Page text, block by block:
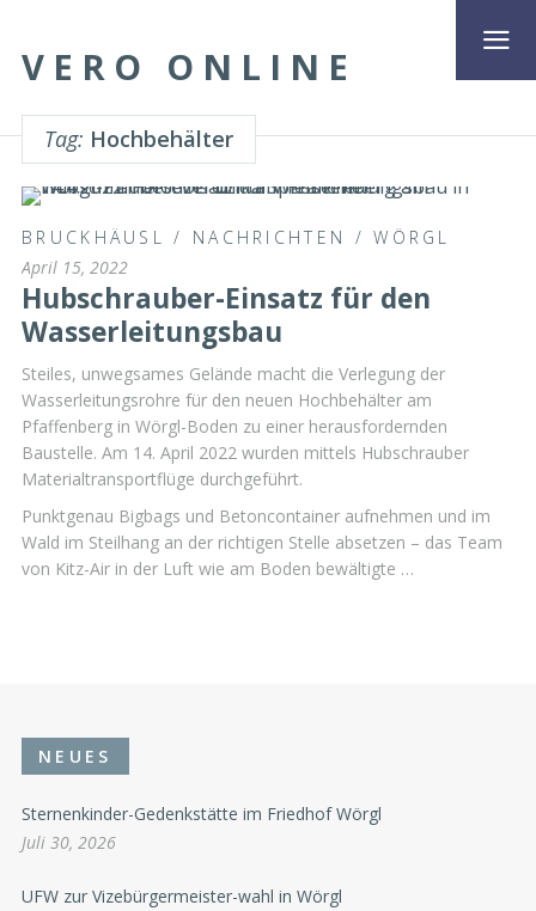
VERO ONLINE
Tag: Hochbehälter
BRUCKHÄUSL / NACHRICHTEN /WÖRGL
April 15, 2022
Hubschrauber-Einsatz für den
Wasserleitungsbau
Steiles, unwegsames Gelände macht die Verlegung der
Wasserleitungsrohre für den neuen Hochbehälter am
Pfaffenberg in Wörgl-Boden zu einer herausfordernden
Baustelle. Am 14. April 2022 wurden mittels Hubschrauber
Materialtransportflüge durchgeführt.
Punktgenau Bigbags und Betoncontainer aufnehmen und im
Wald im Steilhang an der richtigen Stelle absetzen – das Team
von Kitz-Air in der Luft wie am Boden bewältigte …
NEUES
Sternenkinder-Gedenkstätte im Friedhof Wörgl
Juli 30, 2026
UFW zur Vizebürgermeister-wahl in Wörgl